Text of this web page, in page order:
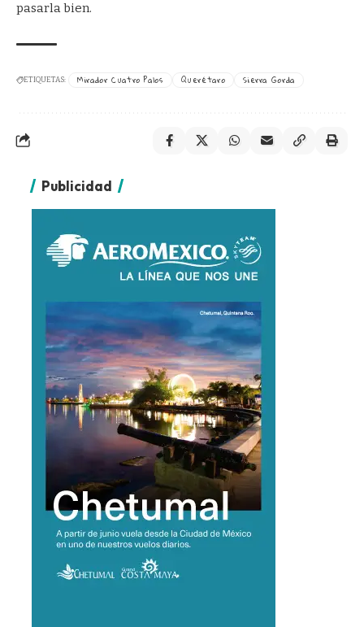
pasarla bien.
ETIQUETAS: Mirador Cuatro Palos Querétaro Sierra Gorda
Publicidad